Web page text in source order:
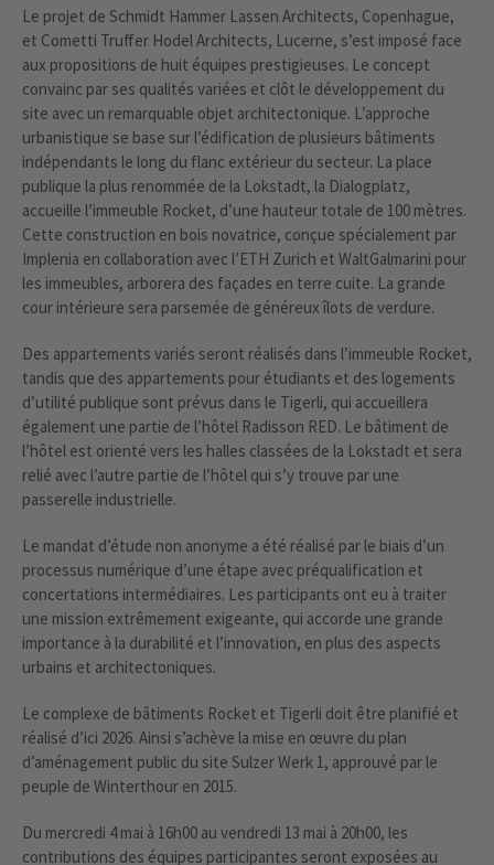
Le projet de Schmidt Hammer Lassen Architects, Copenhague,
et Cometti Truffer Hodel Architects, Lucerne, s’est imposé face
aux propositions de huit équipes prestigieuses. Le concept
convainc par ses qualités variées et clôt le développement du
site avec un remarquable objet architectonique. L’approche
urbanistique se base sur l’édification de plusieurs bâtiments
indépendants le long du flanc extérieur du secteur. La place
publique la plus renommée de la Lokstadt, la Dialogplatz,
accueille l’immeuble Rocket, d’une hauteur totale de 100 mètres.
Cette construction en bois novatrice, conçue spécialement par
Implenia en collaboration avec l’ETH Zurich et WaltGalmarini pour
les immeubles, arborera des façades en terre cuite. La grande
cour intérieure sera parsemée de généreux îlots de verdure.
Des appartements variés seront réalisés dans l’immeuble Rocket,
tandis que des appartements pour étudiants et des logements
d’utilité publique sont prévus dans le Tigerli, qui accueillera
également une partie de l’hôtel Radisson RED. Le bâtiment de
l’hôtel est orienté vers les halles classées de la Lokstadt et sera
relié avec l’autre partie de l’hôtel qui s’y trouve par une
passerelle industrielle.
Le mandat d’étude non anonyme a été réalisé par le biais d’un
processus numérique d’une étape avec préqualification et
concertations intermédiaires. Les participants ont eu à traiter
une mission extrêmement exigeante, qui accorde une grande
importance à la durabilité et l’innovation, en plus des aspects
urbains et architectoniques.
Le complexe de bâtiments Rocket et Tigerli doit être planifié et
réalisé d’ici 2026. Ainsi s’achève la mise en œuvre du plan
d’aménagement public du site Sulzer Werk 1, approuvé par le
peuple de Winterthour en 2015.
Du mercredi 4 mai à 16h00 au vendredi 13 mai à 20h00, les
contributions des équipes participantes seront exposées au